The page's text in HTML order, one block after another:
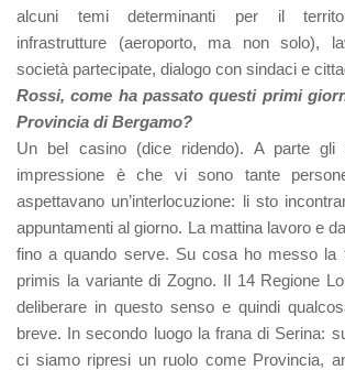
alcuni temi determinanti per il
infrastrutture (aeroporto, ma non solo),
società partecipate, dialogo con sindaci e
Rossi, come ha passato questi primi
Provincia di Bergamo?
Un bel casino (dice ridendo). A parte gli
impressione è che vi sono tante
aspettavano un’interlocuzione: li sto
appuntamenti al giorno. La mattina lavoro e
fino a quando serve. Su cosa ho messo la
primis la variante di Zogno. Il 14 Regione
deliberare in questo senso e quindi
breve. In secondo luogo la frana di Serina:
ci siamo ripresi un ruolo come Provincia,